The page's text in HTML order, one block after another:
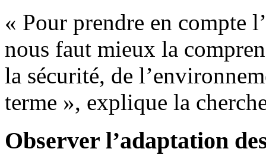
« Pour prendre en compte
nous faut mieux la
la sécurité, de
terme », explique la
Observer l’adaptation